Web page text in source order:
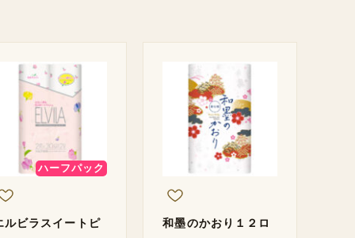
ハーフパック
ルビラスイートピ
和墨のかおり１２ロ